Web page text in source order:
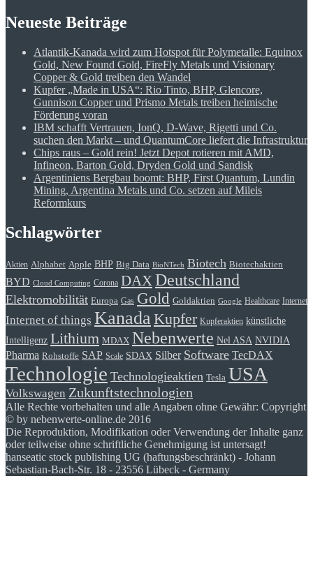
Neueste Beiträge
Atlantik-Kanada wird zum Hotspot für Polymetalle: Equinox
Gold, New Found Gold, FireFly Metals und Visionary
Copper & Gold treiben den Wandel
Kupfer „Made in USA“: Rio Tinto, BHP, Glencore,
Gunnison Copper und Prismo Metals treiben heimische
Förderung voran
IBM schafft Vertrauen, IonQ, D-Wave, Rigetti und Co.
suchen den Markt – und QuantumCore liefert die Infrastruktur
Chips raus – Gold rein! Jetzt Depot rotieren mit AMD,
Infineon, Barton Gold, Dryden Gold und Sandisk
Argentiniens Bergbau boomt: BHP, First Quantum, Lundin
Mining, Argentina Metals und Co. setzen auf Mileis
Reformkurs
Schlagwörter
Aktien Alphabet Apple BHP Big Data BioNTech Biotech Biotechaktien
BYD Cloud Computing Corona DAX Deutschland
Elektromobilität Europa Gas Gold Goldaktien Google Healthcare Internet
Internet of things Kanada Kupfer Kupferaktien künstliche
Intelligenz Lithium MDAX Nebenwerte Nel ASA NVIDIA
Pharma Rohstoffe SAP Scale SDAX Silber Software TecDAX
Technologie Technologieaktien Tesla USA
Volkswagen Zukunftstechnologien
Alle Rechte vorbehalten und alle Angaben ohne Gewähr: Copyright
© by nebenwerte-online.de 2016
Die Reproduktion, Modifikation oder Verwendung der Inhalte ganz
oder teilweise ohne schriftliche Genehmigung ist untersagt!
hanseatic stock publishing UG (haftungsbeschränkt) - Johann
Sebastian-Bach-Str. 18 - 23556 Lübeck - Germany